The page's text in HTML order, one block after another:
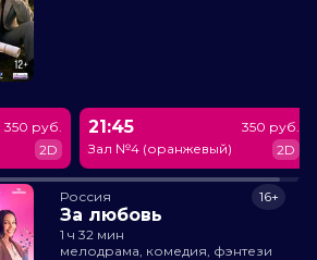
350 руб.
2D
21:45
Зал №4 (оранжевый)
350 руб.
2D
Россия
За любовь
16+
1 ч 32 мин
мелодрама, комедия, фэнтези